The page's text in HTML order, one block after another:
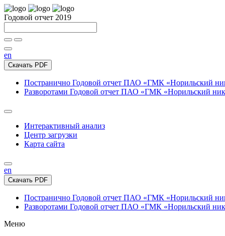
Годовой отчет 2019
en
Скачать PDF
Постранично Годовой отчет ПАО «ГМК «Норильский
Разворотами Годовой отчет ПАО «ГМК «Норильский
Интерактивный анализ
Центр загрузки
Карта сайта
en
Скачать PDF
Постранично Годовой отчет ПАО «ГМК «Норильский
Разворотами Годовой отчет ПАО «ГМК «Норильский
Меню